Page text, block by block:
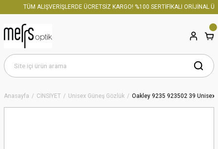
TÜM ALIŞVERİŞLERDE ÜCRETSİZ KARGO! %100 SERTİFİKALI ORİJİNAL ÜRÜN
Anasayfa CİNSİYET Unisex Güneş Gözlük Oakley 9235 923502 39 Unisex